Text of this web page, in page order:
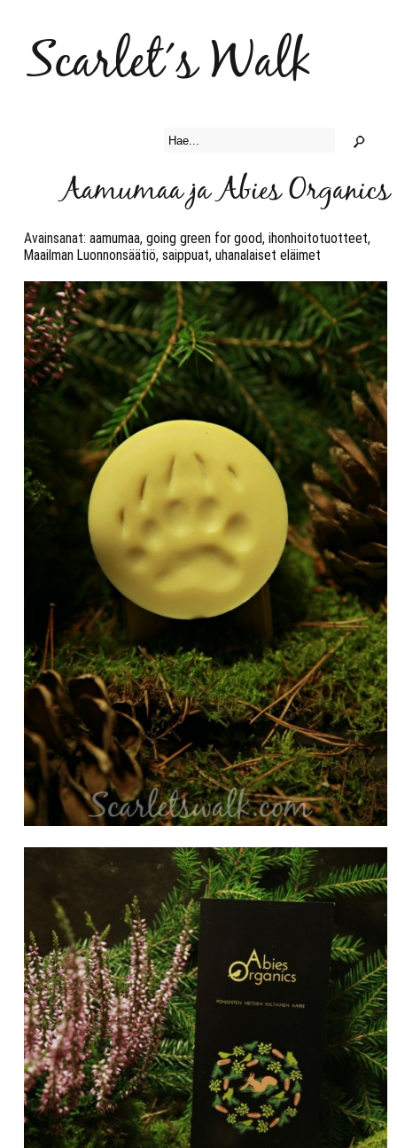
Scarlet´s Walk
Aamumaa ja Abies Organics
Avainsanat: aamumaa, going green for good, ihonhoitotuotteet,
Maailman Luonnonsäätiö, saippuat, uhanalaiset eläimet